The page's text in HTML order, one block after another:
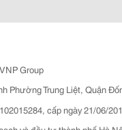
Group
Phường Trung Liệt, Quận
cấp ngày 21/06/